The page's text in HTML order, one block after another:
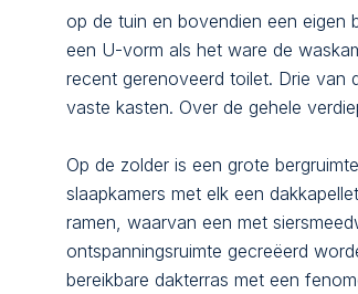
op de tuin en bovendien een eigen
een U-vorm als het ware de
recent gerenoveerd toilet. Drie van
vaste kasten. Over de gehele
Op de zolder is een grote
slaapkamers met elk een
ramen, waarvan een met
ontspanningsruimte gecreëerd
bereikbare dakterras met een